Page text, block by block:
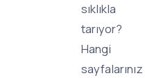
sıklıkla
tarıyor?
Hangi
sayfalarınız